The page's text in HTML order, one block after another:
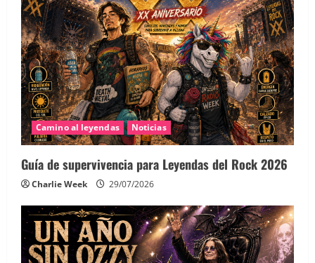
Camino al leyendas Noticias
Guía de supervivencia para Leyendas del Rock 2026
Charlie Week 29/07/2026